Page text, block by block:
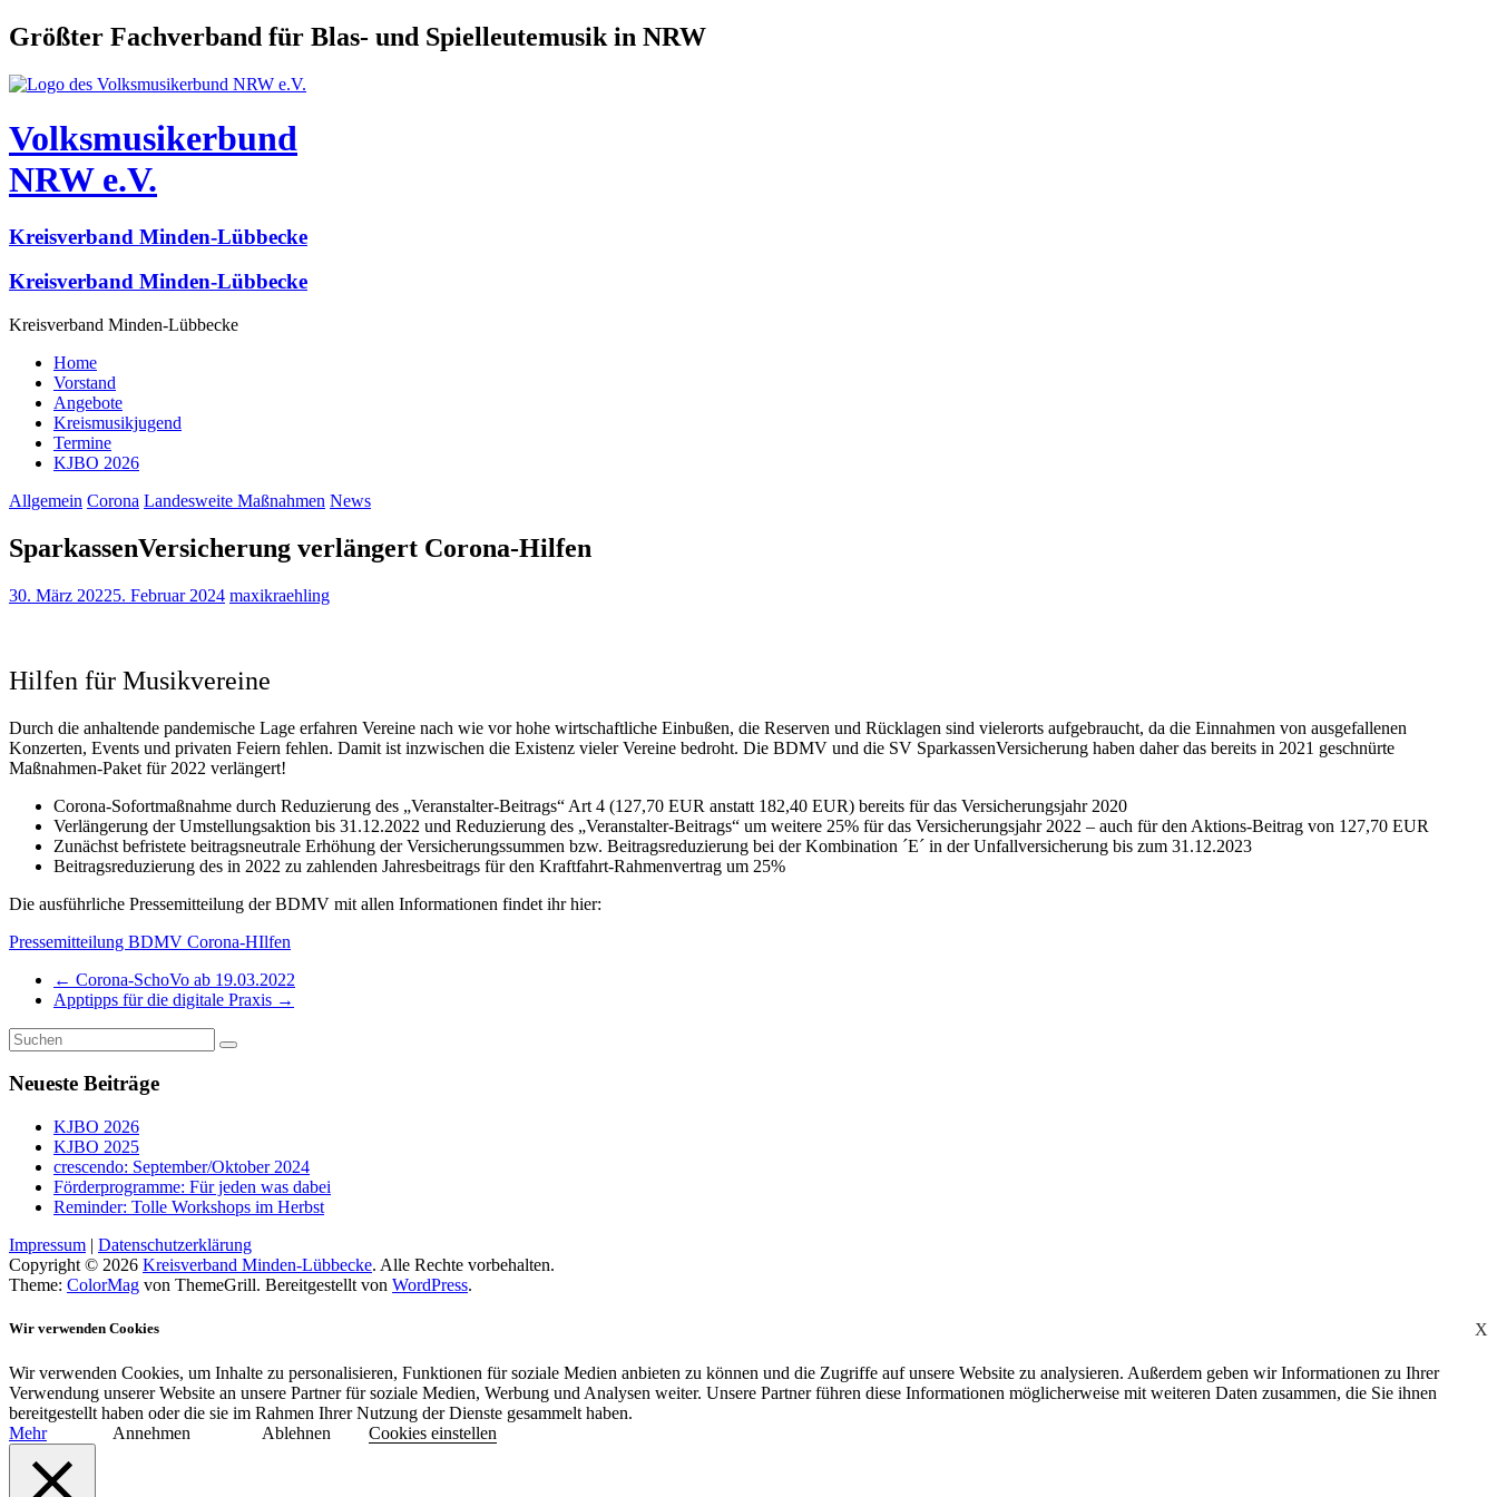
Größter Fachverband für Blas- und Spielleutemusik in NRW
Volksmusikerbund
NRW e.V.
Kreisverband Minden-Lübbecke
Kreisverband Minden-Lübbecke
Kreisverband Minden-Lübbecke
Home
Vorstand
Angebote
Kreismusikjugend
Termine
KJBO 2026
Allgemein Corona Landesweite Maßnahmen News
SparkassenVersicherung verlängert Corona-Hilfen
30. März 20225. Februar 2024 maxikraehling
Hilfen für Musikvereine
Durch die anhaltende pandemische Lage erfahren Vereine nach wie vor hohe wirtschaftliche Einbußen, die Reserven und Rücklagen sind vielerorts aufgebraucht, da die Einnahmen von ausgefallenen
Konzerten, Events und privaten Feiern fehlen. Damit ist inzwischen die Existenz vieler Vereine bedroht. Die BDMV und die SV SparkassenVersicherung haben daher das bereits in 2021 geschnürte
Maßnahmen-Paket für 2022 verlängert!
Corona-Sofortmaßnahme durch Reduzierung des „Veranstalter-Beitrags“ Art 4 (127,70 EUR anstatt 182,40 EUR) bereits für das Versicherungsjahr 2020
Verlängerung der Umstellungsaktion bis 31.12.2022 und Reduzierung des „Veranstalter-Beitrags“ um weitere 25% für das Versicherungsjahr 2022 – auch für den Aktions-Beitrag von 127,70 EUR
Zunächst befristete beitragsneutrale Erhöhung der Versicherungssummen bzw. Beitragsreduzierung bei der Kombination ´E´ in der Unfallversicherung bis zum 31.12.2023
Beitragsreduzierung des in 2022 zu zahlenden Jahresbeitrags für den Kraftfahrt-Rahmenvertrag um 25%
Die ausführliche Pressemitteilung der BDMV mit allen Informationen findet ihr hier:
Pressemitteilung BDMV Corona-HIlfen
← Corona-SchoVo ab 19.03.2022
Apptipps für die digitale Praxis →
Neueste Beiträge
KJBO 2026
KJBO 2025
crescendo: September/Oktober 2024
Förderprogramme: Für jeden was dabei
Reminder: Tolle Workshops im Herbst
Impressum | Datenschutzerklärung
Copyright © 2026 Kreisverband Minden-Lübbecke. Alle Rechte vorbehalten.
Theme: ColorMag von ThemeGrill. Bereitgestellt von WordPress.
X
Wir verwenden Cookies
Wir verwenden Cookies, um Inhalte zu personalisieren, Funktionen für soziale Medien anbieten zu können und die Zugriffe auf unsere Website zu analysieren. Außerdem geben wir Informationen zu Ihrer
Verwendung unserer Website an unsere Partner für soziale Medien, Werbung und Analysen weiter. Unsere Partner führen diese Informationen möglicherweise mit weiteren Daten zusammen, die Sie ihnen
bereitgestellt haben oder die sie im Rahmen Ihrer Nutzung der Dienste gesammelt haben.
Mehr
Annehmen Ablehnen Cookies einstellen